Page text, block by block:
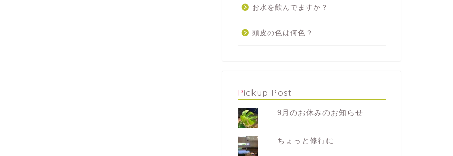
お水を飲んでますか？
頭皮の色は何色？
Pickup Post
9月のお休みのお知らせ
ちょっと修行に